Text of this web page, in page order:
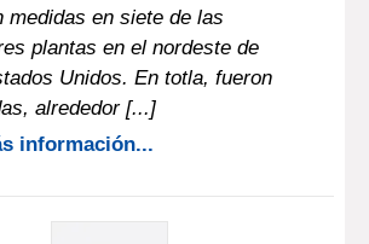
medidas en siete de las
plantas en el nordeste de
Unidos. En totla, fueron
alrededor [...]
información...